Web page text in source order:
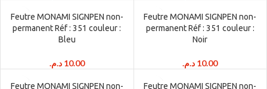
Feutre MONAMI SIGNPEN non-
permanent Réf : 351 couleur :
Bleu
10.00 د.م.
Feutre MONAMI SIGNPEN non-
permanent Réf : 351 couleur :
Noir
10.00 د.م.
Feutre MONAMI SIGNPEN non- Feutre MONAMI SIGNPEN non-